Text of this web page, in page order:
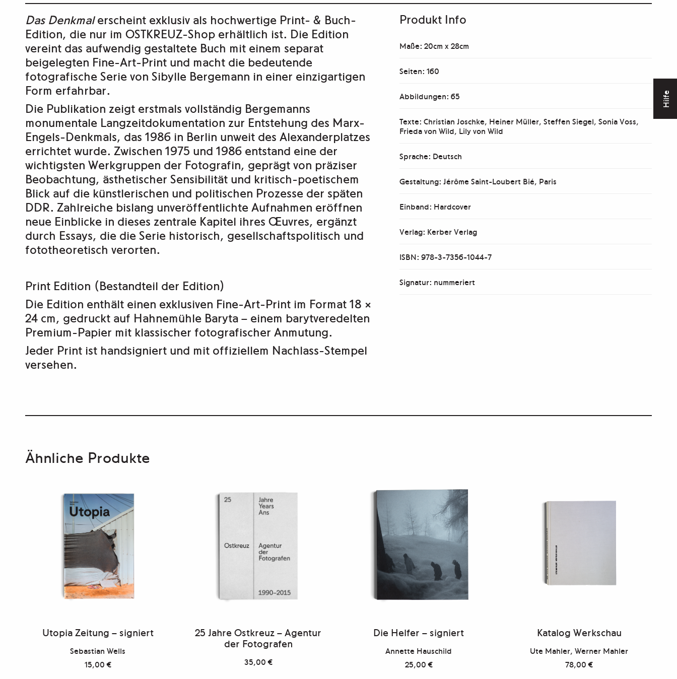
Hilfe
Edition
Menge
Das Denkmalerscheint exklusiv als hochwertige Print- & Buch-
Edition, die nur im OSTKREUZ-Shop erhältlich ist. Die Edition
vereint das aufwendig gestaltete Buch mit einem separat
beigelegten Fine-Art-Print und macht die bedeutende
fotografische Serie von Sibylle Bergemann in einer einzigartigen
Form erfahrbar.
Die Publikation zeigt erstmals vollständig Bergemanns
monumentale Langzeitdokumentation zur Entstehung des Marx-
Engels-Denkmals, das 1986 in Berlin unweit des Alexanderplatzes
errichtet wurde. Zwischen 1975 und 1986 entstand eine der
wichtigsten Werkgruppen der Fotografin, geprägt von präziser
Beobachtung, ästhetischer Sensibilität und kritisch-poetischem
Blick auf die künstlerischen und politischen Prozesse der späten
DDR. Zahlreiche bislang unveröffentlichte Aufnahmen eröffnen
neue Einblicke in dieses zentrale Kapitel ihres Œuvres, ergänzt
durch Essays, die die Serie historisch, gesellschaftspolitisch und
fototheoretisch verorten.
Print Edition (Bestandteil der Edition)
Die Edition enthält einen exklusiven Fine-Art-Print im Format18 ×
24 cm, gedruckt auf Hahnemühle Baryta– einem barytveredelten
Premium-Papier mit klassischer fotografischer Anmutung.
Jeder Print ist handsigniert und mit offiziellem Nachlass-Stempel
versehen.
Produkt Info
Maße: 20cm x 28cm
Seiten: 160
Abbildungen: 65
Texte: Christian Joschke, Heiner Müller, Steffen Siegel, Sonia Voss,
Frieda von Wild, Lily von Wild
Sprache: Deutsch
Gestaltung: Jérôme Saint-Loubert Bié, Paris
Einband: Hardcover
Verlag: Kerber Verlag
ISBN: 978-3-7356-1044-7
Signatur: nummeriert
Ähnliche Produkte
Utopia Zeitung – signiert
Sebastian Wells
15,00€
25 Jahre Ostkreuz – Agentur
der Fotografen
35,00€
Die Helfer – signiert
Annette Hauschild
25,00€
Katalog Werkschau
Ute Mahler, Werner Mahler
78,00€